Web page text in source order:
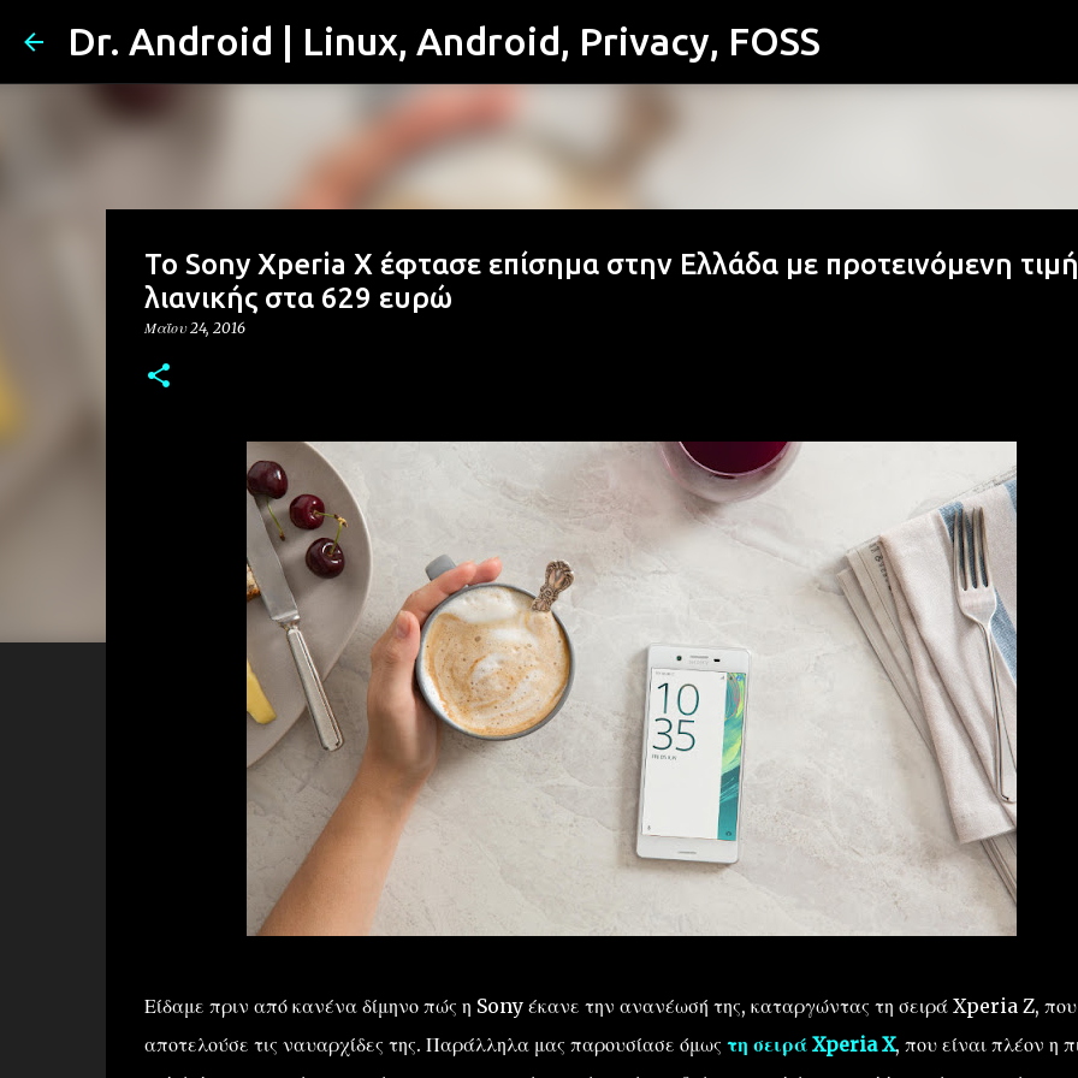
Μετάβαση στο κύριο περιεχόμενο
Dr. Android | Linux, Android, Privacy, FOSS
Το Sony Xperia X έφτασε επίσημα στην Ελλάδα με προτεινόμενη τιμή
λιανικής στα 629 ευρώ
Μαΐου 24, 2016
Είδαμε πριν από κανένα δίμηνο πώς η Sony έκανε την ανανέωσή της, καταργώντας τη σειρά Xperia Z, που
αποτελούσε τις ναυαρχίδες της. Παράλληλα μας παρουσίασε όμως τη σειρά Xperia X, που είναι πλέον η